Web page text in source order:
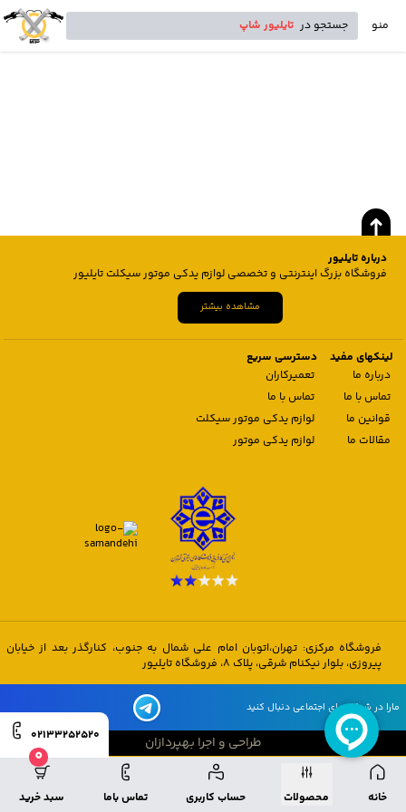
منو جستجو در تایلیور شاپ
خانه محصولات حساب کاربری تماس باما
0
سبد خرید
02133252520
درباره تایلیور
فروشگاه بزرگ اینترنتی و تخصصی لوازم یدکی موتور سیکلت تایلیور
مشاهده بیشتر
لینکهای مفید
درباره ما
تماس با ما
قوانین ما
مقالات ما
دسترسی سریع
تعمیرکاران
تماس با ما
لوازم یدکی موتور سیکلت
لوازم یدکی موتور
فروشگاه مرکزی: تهران،اتوبان امام علی شمال به جنوب، کنارگذر بعد از خیابان
پیروزی، بلوار نیکنام شرقی، پلاک 8، فروشگاه تایلیور
مارا در شبکه های اجتماعی دنبال کنید
طراحی و اجرا بهپردازان
طراحی و اجرا بهپردازان